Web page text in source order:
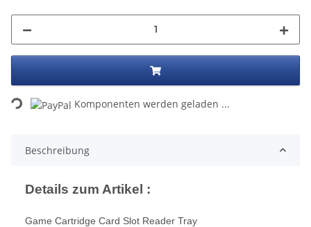
Loading... Komponenten werden geladen ...
Beschreibung
Details zum Artikel :
Game Cartridge Card Slot Reader Tray